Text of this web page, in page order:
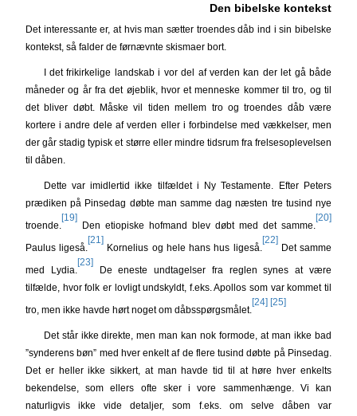
Den bibelske kontekst
Det interessante er, at hvis man sætter troendes dåb ind i sin bibelske
kontekst, så falder de førnævnte skismaer bort.
I det frikirkelige landskab i vor del af verden kan der let gå både
måneder og år fra det øjeblik, hvor et menneske kommer til tro, og til
det bliver døbt. Måske vil tiden mellem tro og troendes dåb være
kortere i andre dele af verden eller i forbindelse med vækkelser, men
der går stadig typisk et større eller mindre tidsrum fra frelsesoplevelsen
til dåben.
Dette var imidlertid ikke tilfældet i Ny Testamente. Efter Peters
prædiken på Pinsedag døbte man samme dag næsten tre tusind nye
troende.
[19]
Den etiopiske hofmand blev døbt med det samme.
[20]
Paulus ligeså.
[21]
Kornelius og hele hans hus ligeså.
[22]
Det samme
med Lydia.
[23]
De eneste undtagelser fra reglen synes at være
tilfælde, hvor folk er lovligt undskyldt, f.eks. Apollos som var kommet til
tro, men ikke havde hørt noget om dåbsspørgsmålet.
[24] [25]
Det står ikke direkte, men man kan nok formode, at man ikke bad
”synderens bøn” med hver enkelt af de flere tusind døbte på Pinsedag.
Det er heller ikke sikkert, at man havde tid til at høre hver enkelts
bekendelse, som ellers ofte sker i vore sammenhænge. Vi kan
naturligvis ikke vide detaljer, som f.eks. om selve dåben var